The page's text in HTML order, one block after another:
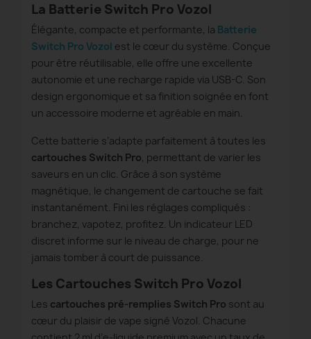
La Batterie Switch Pro Vozol
Élégante, compacte et performante, la Batterie
Switch Pro Vozol est le cœur du système. Conçue
pour être réutilisable, elle offre une excellente
autonomie et une recharge rapide via USB-C. Son
design ergonomique et sa finition soignée en font
un accessoire moderne et agréable en main.
Cette batterie s’adapte parfaitement à toutes les
cartouches Switch Pro, permettant de varier les
saveurs en un clic. Grâce à son système
magnétique, le changement de cartouche se fait
instantanément. Fini les réglages compliqués :
branchez, vapotez, profitez. Un indicateur LED
discret informe sur le niveau de charge, pour ne
jamais tomber à court de puissance.
Les Cartouches Switch Pro Vozol
Les cartouches pré-remplies Switch Pro sont au
cœur du plaisir de vape signé Vozol. Chacune